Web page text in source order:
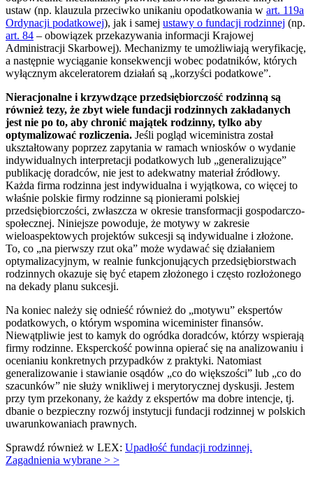
ustaw (np. klauzula przeciwko unikaniu opodatkowania w art. 119a
Ordynacji podatkowej), jak i samej ustawy o fundacji rodzinnej (np.
art. 84 – obowiązek przekazywania informacji Krajowej
Administracji Skarbowej). Mechanizmy te umożliwiają weryfikację,
a następnie wyciąganie konsekwencji wobec podatników, których
wyłącznym akceleratorem działań są „korzyści podatkowe”.
Nieracjonalne i krzywdzące przedsiębiorczość rodzinną są
również tezy, że zbyt wiele fundacji rodzinnych zakładanych
jest nie po to, aby chronić majątek rodzinny, tylko aby
optymalizować rozliczenia. Jeśli pogląd wiceministra został
ukształtowany poprzez zapytania w ramach wniosków o wydanie
indywidualnych interpretacji podatkowych lub „generalizujące”
publikację doradców, nie jest to adekwatny materiał źródłowy.
Każda firma rodzinna jest indywidualna i wyjątkowa, co więcej to
właśnie polskie firmy rodzinne są pionierami polskiej
przedsiębiorczości, zwłaszcza w okresie transformacji gospodarczo-
społecznej. Niniejsze powoduje, że motywy w zakresie
wieloaspektowych projektów sukcesji są indywidualne i złożone.
To, co „na pierwszy rzut oka” może wydawać się działaniem
optymalizacyjnym, w realnie funkcjonujących przedsiębiorstwach
rodzinnych okazuje się być etapem złożonego i często rozłożonego
na dekady planu sukcesji.
Na koniec należy się odnieść również do „motywu” ekspertów
podatkowych, o którym wspomina wiceminister finansów.
Niewątpliwie jest to kamyk do ogródka doradców, którzy wspierają
firmy rodzinne. Eksperckość powinna opierać się na analizowaniu i
ocenianiu konkretnych przypadków z praktyki. Natomiast
generalizowanie i stawianie osądów „co do większości” lub „co do
szacunków” nie służy wnikliwej i merytorycznej dyskusji. Jestem
przy tym przekonany, że każdy z ekspertów ma dobre intencje, tj.
dbanie o bezpieczny rozwój instytucji fundacji rodzinnej w polskich
uwarunkowaniach prawnych.
Sprawdź również w LEX: Upadłość fundacji rodzinnej.
Zagadnienia wybrane > >